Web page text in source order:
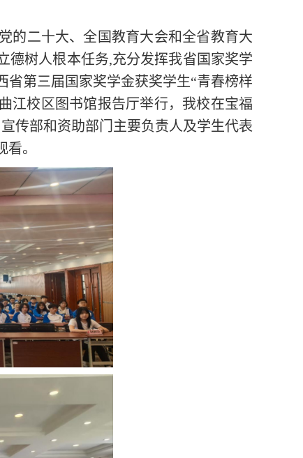
的二十大、全国教育大会和全省教育大
德树人根本任务,充分发挥我省国家奖学
第三届国家奖学金获奖学生“青春榜样
江校区图书馆报告厅举行，我校在宝福
传部和资助部门主要负责人及学生代表
。